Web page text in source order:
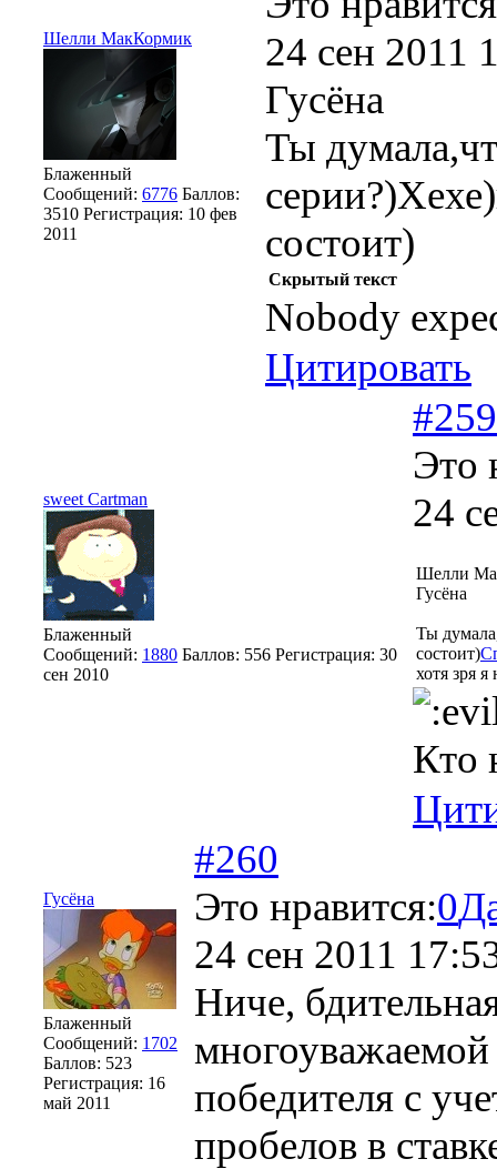
Шелли МакКормик
Блаженный
Сообщений: 6776 Баллов:
3510 Регистрация: 10 фев
2011
24 сен 2011
Гусёна
Ты
состоит)
Скрытый текст
Nobody
Цитировать
sweet Cartman
Блаженный
Сообщений: 1880 Баллов: 556 Регистрация: 30
сен 2010
#259
Это
24
Шелли
Гусёна
Ты
состоит)
хотя зря я
Кто
Гусёна
Блаженный
Сообщений: 1702
Баллов: 523
Регистрация: 16
май 2011
#260
Это нравится:0
24 сен 2011
Ниче,
многоуважаемой
победителя с
пробелов в